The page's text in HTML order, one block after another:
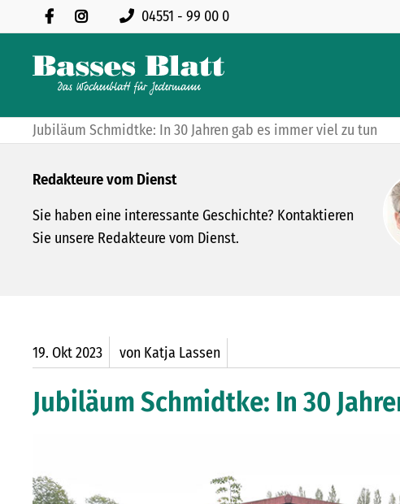
04551 - 99 00 0
Jubiläum Schmidtke: In 30 Jahren gab es immer viel zu tun
Redakteure vom Dienst
Sie haben eine interessante Geschichte? Kontaktieren
Sie unsere Redakteure vom Dienst.
19. Okt2023 von Katja Lassen
Jubiläum Schmidtke: In 30